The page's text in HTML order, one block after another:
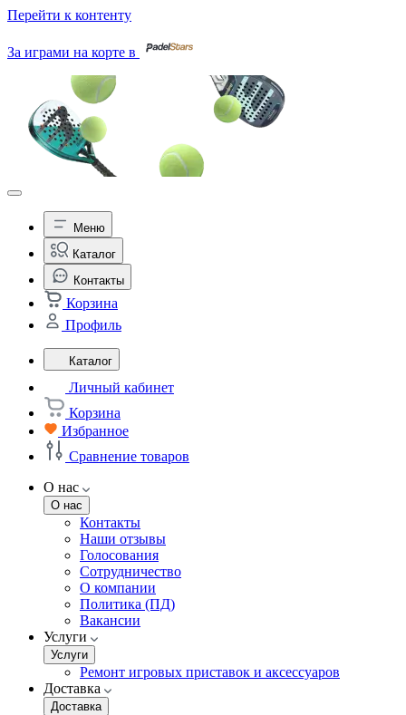
Перейти к контенту
За играми на корте в
Меню
Каталог
Контакты
Корзина
Профиль
Каталог
Личный кабинет
Корзина
Избранное
Сравнение товаров
О нас
О нас
Контакты
Наши отзывы
Голосования
Сотрудничество
О компании
Политика (ПД)
Вакансии
Услуги
Услуги
Ремонт игровых приставок и аксессуаров
Доставка
Доставка